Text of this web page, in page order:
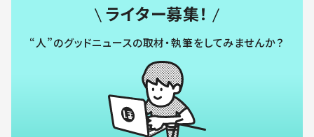
ライター募集！
“人”のグッドニュースの取材・執筆をしてみませんか？